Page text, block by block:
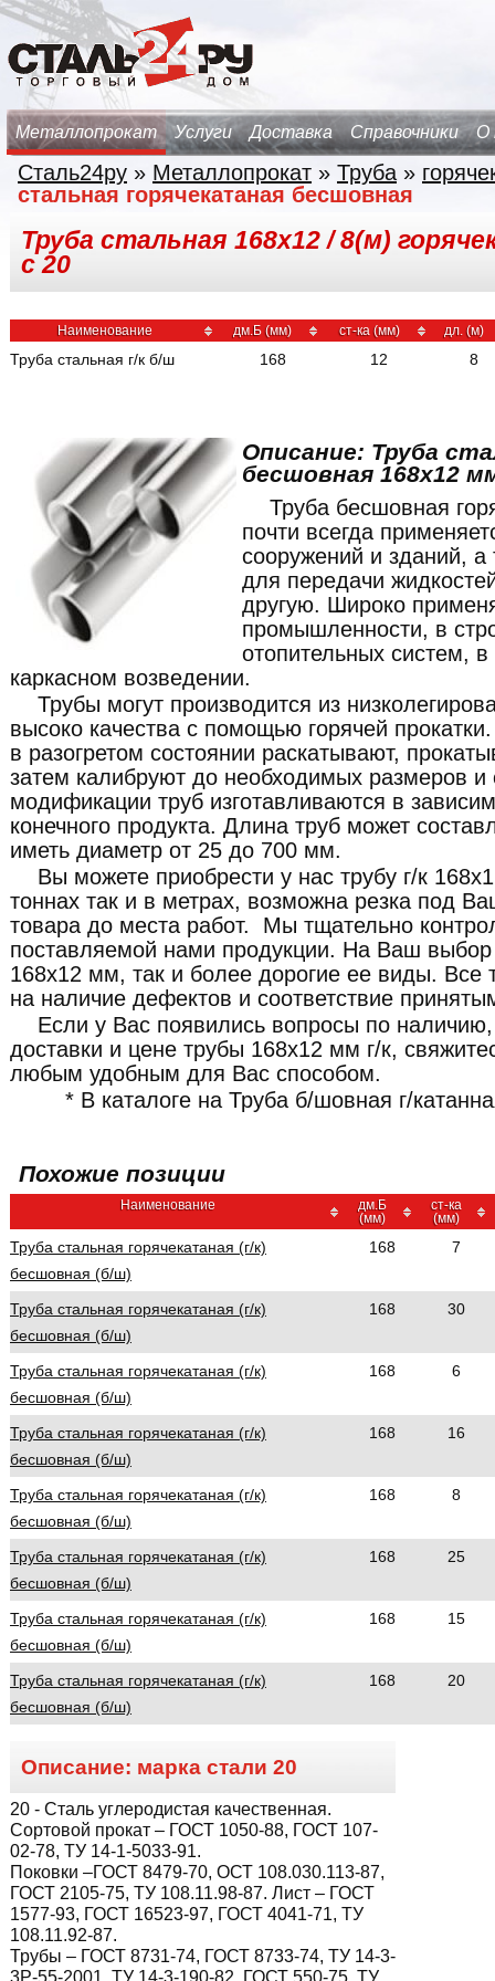
Металлопрокат Услуги Доставка Справочники О
Сталь24ру » Металлопрокат » Труба »
стальная горячекатаная бесшовная
Труба стальная 168х12 / 8(м)
с 20
Наименование дм.Б (мм) ст-ка (мм) дл. (м)
Труба стальная г/к б/ш 168 12 8
Описание: Труба
бесшовная 168x12
Труба бесшовная
почти всегда
сооружений и зданий,
для передачи
другую. Широко
промышленности, в
отопительных систем,
каркасном возведении.
Трубы могут производится из
высоко качества с помощью горячей
в разогретом состоянии раскатывают,
затем калибруют до необходимых размеров и
модификации труб изготавливаются в
конечного продукта. Длина труб может
иметь диаметр от 25 до 700 мм.
Вы можете приобрести у нас трубу г/к
тоннах так и в метрах, возможна резка под
товара до места работ. Мы тщательно
поставляемой нами продукции. На Ваш выбор
168x12 мм, так и более дорогие ее виды. Все
на наличие дефектов и соответствие
Если у Вас появились вопросы по
доставки и цене трубы 168x12 мм г/к,
любым удобным для Вас способом.
* В каталоге на Труба б/шовная г/
Похожие позиции
Наименование
дм.Б
(мм)
ст-ка
(мм)
Труба стальная горячекатаная (г/к)
бесшовная (б/ш)
168 7
Труба стальная горячекатаная (г/к)
бесшовная (б/ш)
168 30
Труба стальная горячекатаная (г/к)
бесшовная (б/ш)
168 6
Труба стальная горячекатаная (г/к)
бесшовная (б/ш)
168 16
Труба стальная горячекатаная (г/к)
бесшовная (б/ш)
168 8
Труба стальная горячекатаная (г/к)
бесшовная (б/ш)
168 25
Труба стальная горячекатаная (г/к)
бесшовная (б/ш)
168 15
Труба стальная горячекатаная (г/к)
бесшовная (б/ш)
168 20
Описание: марка стали 20
20 - Сталь углеродистая качественная.
Сортовой прокат – ГОСТ 1050-88, ГОСТ 107-
02-78, ТУ 14-1-5033-91.
Поковки –ГОСТ 8479-70, ОСТ 108.030.113-87,
ГОСТ 2105-75, ТУ 108.11.98-87. Лист – ГОСТ
1577-93, ГОСТ 16523-97, ГОСТ 4041-71, ТУ
108.11.92-87.
Трубы – ГОСТ 8731-74, ГОСТ 8733-74, ТУ 14-3-
3Р-55-2001, ТУ 14-3-190-82, ГОСТ 550-75, ТУ